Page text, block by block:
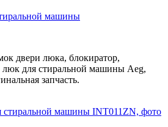
машины
люка, блокиратор,
люк для стиральной машины Aeg,
запчасть.